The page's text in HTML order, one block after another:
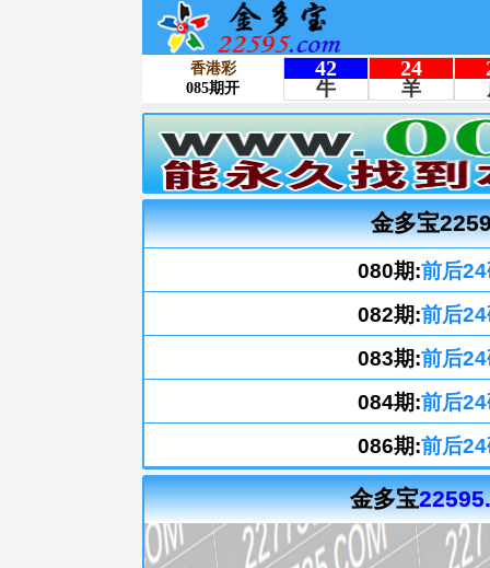
金多宝
080期:前后
082期:前后
083期:前后
084期:前后
086期:前后
金多宝